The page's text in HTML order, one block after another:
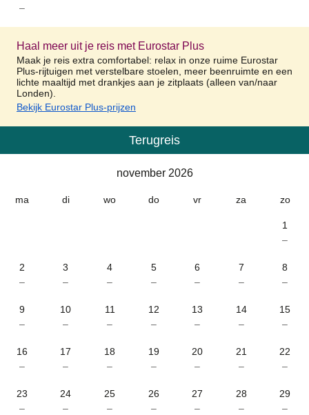
–
Haal meer uit je reis met Eurostar Plus
Maak je reis extra comfortabel: relax in onze ruime Eurostar
Plus-rijtuigen met verstelbare stoelen, meer beenruimte en een
lichte maaltijd met drankjes aan je zitplaats (alleen van/naar
Londen).
Bekijk Eurostar Plus-prijzen
Kalender
Terugreis
november 2026
ma di wo do vr za zo
1
–
2
–
3
–
4
–
5
–
6
–
7
–
8
–
9
–
10
–
11
–
12
–
13
–
14
–
15
–
16
–
17
–
18
–
19
–
20
–
21
–
22
–
23
–
24
–
25
–
26
–
27
–
28
–
29
–